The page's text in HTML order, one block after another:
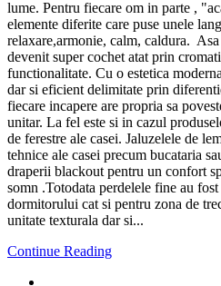
lume. Pentru fiecare om in parte ,
elemente diferite care puse unele
relaxare,armonie, calm, caldura.
devenit super cochet atat prin
functionalitate. Cu o estetica
dar si eficient delimitate prin
fiecare incapere are propria sa
unitar. La fel este si in cazul
de ferestre ale casei. Jaluzelele de
tehnice ale casei precum bucataria
draperii blackout pentru un confort
somn .Totodata perdelele fine au
dormitorului cat si pentru zona de
unitate texturala dar si...
Continue Reading